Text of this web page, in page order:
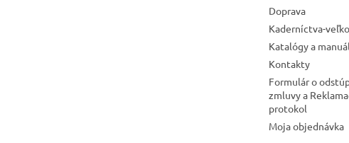
Doprava
Kaderníctva-
Katalógy a
Kontakty
Formulár o
zmluvy a
protokol
Moja objednávka